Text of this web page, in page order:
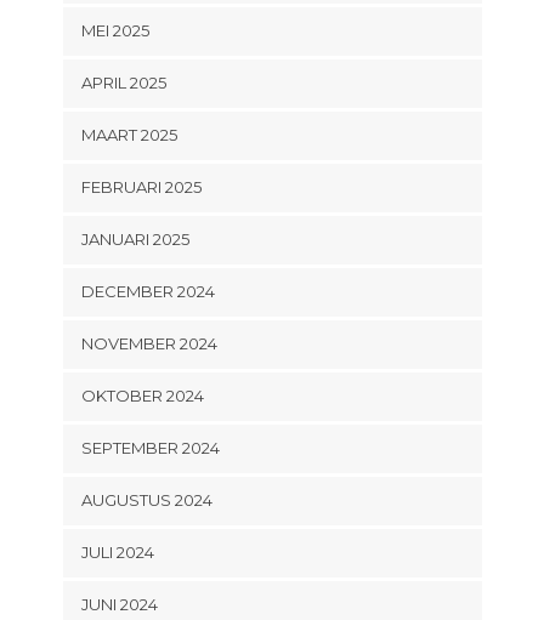
MEI 2025
APRIL 2025
MAART 2025
FEBRUARI 2025
JANUARI 2025
DECEMBER 2024
NOVEMBER 2024
OKTOBER 2024
SEPTEMBER 2024
AUGUSTUS 2024
JULI 2024
JUNI 2024